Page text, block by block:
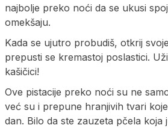
najbolje preko noći da se ukusi
omekšaju.
Kada se ujutro probudiš, otkrij
prepusti se kremastoj poslastici.
kašičici!
Ove pistacije preko noći su ne
već su i prepune hranjivih tvari
dan. Bilo da ste zauzeta pčela koja